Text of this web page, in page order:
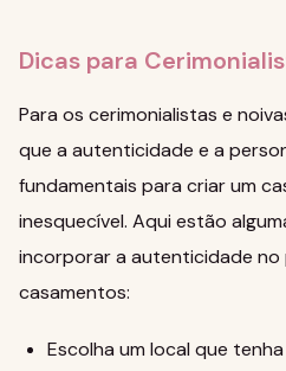
Dicas para
Para os cerimonialistas e
que a autenticidade e a
fundamentais para criar um
inesquecível. Aqui estão
incorporar a autenticidade no
casamentos:
Escolha um local que